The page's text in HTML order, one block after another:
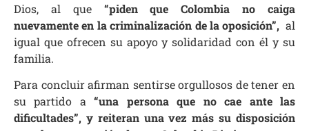
Dios, al que“piden que Colombia no caiga
nuevamente en la criminalización de la oposición”, al
igual que ofrecen su apoyo y solidaridad con él y su
familia.
Para concluir afirman sentirse orgullosos de tener en
su partido a“una persona que no cae ante las
dificultades”, y reiteran una vez más su disposición